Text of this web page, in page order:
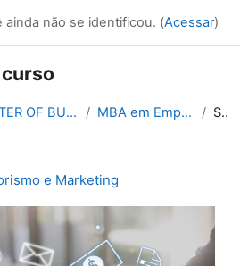
de pesquisa
ainda não se identificou. (Acessar)
FCE- MASTER OF BUSINESS ADMINISTRATION - MBA 560H MBA em Empreendedorismo e Marketing Sumário
e Marketing